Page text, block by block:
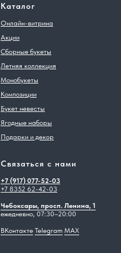
Каталог
Онлайн-витрина
Акции
Сборные букеты
Летняя коллекция
Монобукеты
Композиции
Букет невесты
Ягодные наборы
Подарки и декор
Связаться с нами
+7 (917) 077-52-03
+7 8352 62-42-03
Чебоксары, просп. Ленина, 1
ежедневно, 07:30–20:00
ВКонтакте Telegram MAX